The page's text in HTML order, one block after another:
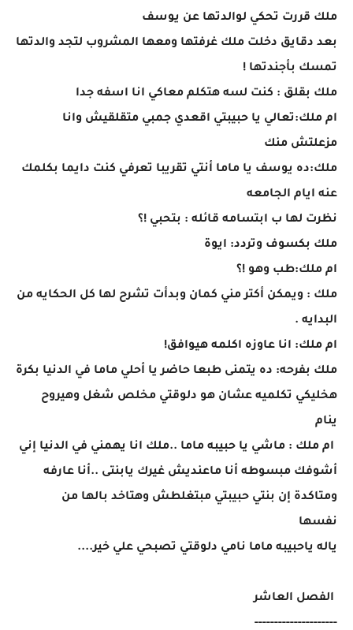
ملك قررت تحكي لوالدتها عن يوسف
بعد دقايق دخلت ملك غرفتها ومعها المشروب لتجد والدتها
تمسك بأجندتها !
ملك بقلق : كنت لسه هتكلم معاكي انا اسفه جدا
ام ملك:تعالي يا حبيبتي اقعدي جمبي متقلقيش وانا
مزعلتش منك
ملك:ده يوسف يا ماما أنتي تقريبا تعرفي كنت دايما بكلمك
عنه ايام الجامعه
نظرت لها ب ابتسامه قائله : بتحبي !؟
ملك بكسوف وتردد: ايوة
ام ملك:طب وهو !؟
ملك : ويمكن أكتر مني كمان وبدأت تشرح لها كل الحكايه من
البدايه .
ام ملك: انا عاوزه اكلمه هيوافق!
ملك بفرحه: ده يتمنى طبعا حاضر يا أحلي ماما في الدنيا بكرة
هخليكي تكلميه عشان هو دلوقتي مخلص شغل وهيروح
ينام
ام ملك : ماشي يا حبيبه ماما ..ملك انا يهمني في الدنيا إني
أشوفك مبسوطه أنا ماعنديش غيرك يابنتى ..أنا عارفه
ومتاكدة إن بنتي حبيبتي مبتغلطش وهتاخد بالها من
نفسها
ياله ياحبيبه ماما نامي دلوقتي تصبحي علي خير....
الفصل العاشر
---------------------